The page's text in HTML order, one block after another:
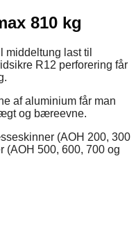
810 kg
last til
R12 perforering får
af aluminium får man
og bæreevne.
(AOH 200, 300
(AOH 500, 600, 700 og